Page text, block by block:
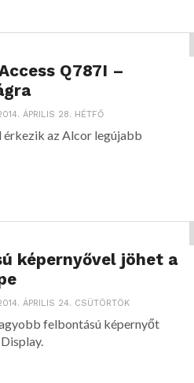
Q787I –
ÁPRILIS 28. HÉTFŐ
az Alcor legújabb
képernyővel jöhet a
ÁPRILIS 24. CSÜTÖRTÖK
felbontású képernyőt